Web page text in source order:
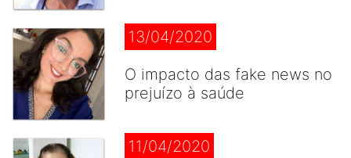
13/04/2020
O impacto das fake news no
prejuízo à saúde
11/04/2020